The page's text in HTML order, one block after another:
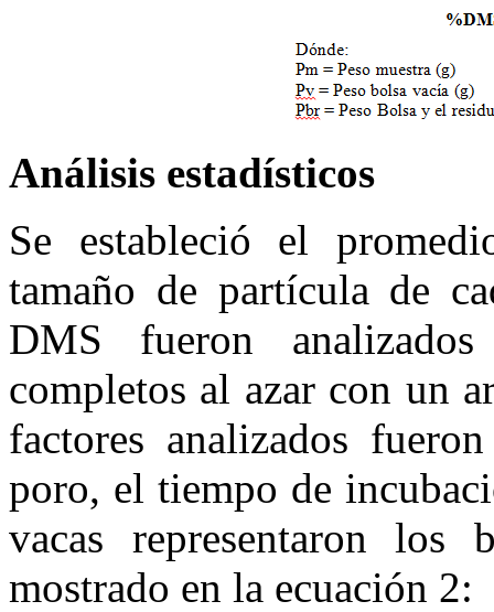
Análisis estadísticos
Se estableció el
tamaño de partícula de
DMS fueron
completos al azar con un
factores analizados
poro, el tiempo de
vacas representaron los
mostrado en la ecuación 2: